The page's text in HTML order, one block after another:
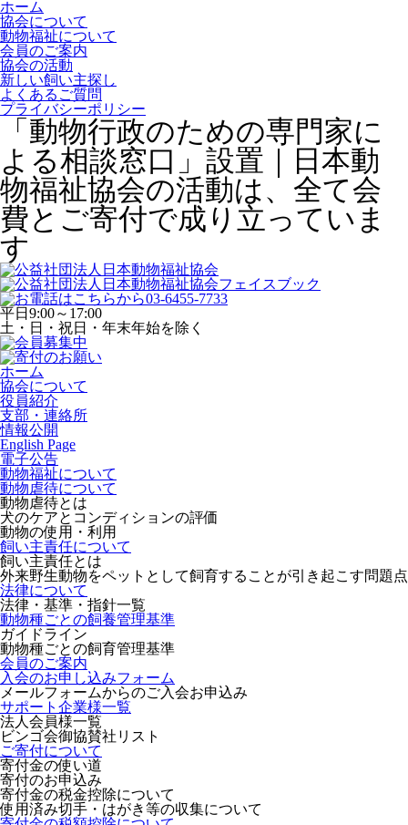
ホーム
協会について
動物福祉について
会員のご案内
協会の活動
新しい飼い主探し
よくあるご質問
プライバシーポリシー
「動物行政のための専門家に
よる相談窓口」設置｜日本動
物福祉協会の活動は、全て会
費とご寄付で成り立っていま
す
平日 9:00～17:00
土・日・祝日・年末年始を除く
ホーム
協会について
役員紹介
支部・連絡所
情報公開
English Page
電子公告
動物福祉について
動物虐待について
動物虐待とは
犬のケアとコンディションの評価
動物の使用・利用
飼い主責任について
飼い主責任とは
外来野生動物をペットとして飼育することが引き起こす問題点
法律について
法律・基準・指針一覧
動物種ごとの飼養管理基準
ガイドライン
動物種ごとの飼育管理基準
会員のご案内
入会のお申し込みフォーム
メールフォームからのご入会お申込み
サポート企業様一覧
法人会員様一覧
ビンゴ会御協賛社リスト
ご寄付について
寄付金の使い道
寄付のお申込み
寄付金の税金控除について
使用済み切手・はがき等の収集について